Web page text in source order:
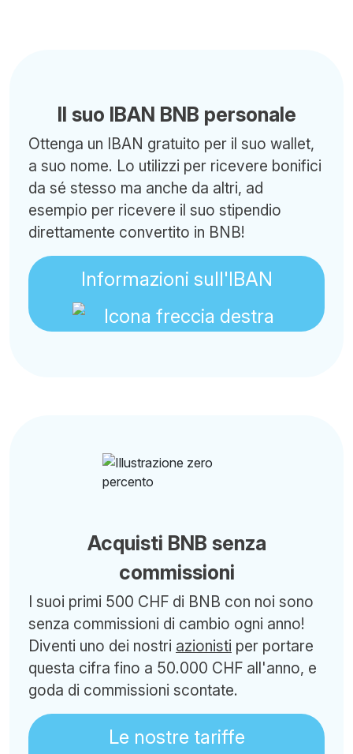
Il suo IBAN BNB personale
Ottenga un IBAN gratuito per il suo wallet,
a suo nome. Lo utilizzi per ricevere bonifici
da sé stesso ma anche da altri, ad
esempio per ricevere il suo stipendio
direttamente convertito in BNB!
Informazioni sull'IBAN
Acquisti BNB senza
commissioni
I suoi primi 500 CHF di BNB con noi sono
senza commissioni di cambio ogni anno!
Diventi uno dei nostri azionisti per portare
questa cifra fino a 50.000 CHF all'anno, e
goda di commissioni scontate.
Le nostre tariffe